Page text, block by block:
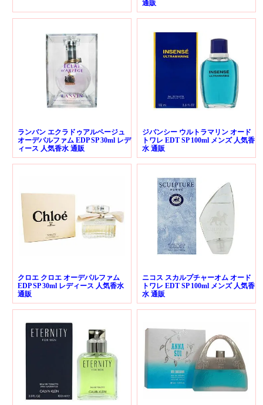
通販
ランバン エクラドゥアルページュ
オーデパルファム EDP SP 30ml レデ
ィース 人気香水 通販
ジバンシー ウルトラマリン オード
トワレ EDT SP 100ml メンズ 人気香
水 通販
クロエ クロエ オーデパルファム
EDP SP 30ml レディース 人気香水
通販
ニコス スカルプチャーオム オード
トワレ EDT SP 100ml メンズ 人気香
水 通販